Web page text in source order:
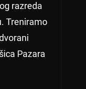
razreda
Treniramo
Pazara